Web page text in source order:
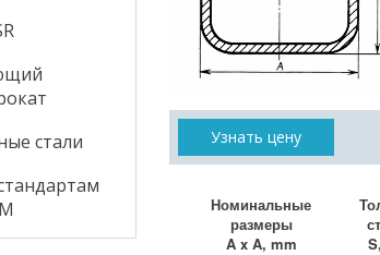
стали
Узнать цену
Номинальные
размеры
A x A, mm